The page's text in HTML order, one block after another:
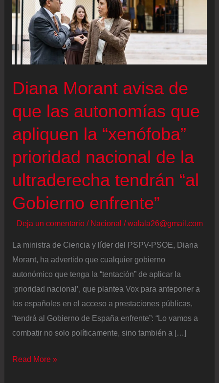
Diana Morant avisa de
que las autonomías que
apliquen la “xenófoba”
prioridad nacional de la
ultraderecha tendrán “al
Gobierno enfrente”
Deja un comentario / Nacional /walala26@gmail.com
La ministra de Ciencia y líder del PSPV-PSOE, Diana
Morant, ha advertido que cualquier gobierno
autonómico que tenga la “tentación” de aplicar la
‘prioridad nacional’, que plantea Vox para anteponer a
los españoles en el acceso a prestaciones públicas,
“tendrá al Gobierno de España enfrente”: “Lo vamos a
combatir no solo políticamente, sino también a […]
Diana
Read More »